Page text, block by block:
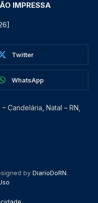
IMPRESSA
Twitter
WhatsApp
Candelária, Natal – RN,
by DiarioDoRN.